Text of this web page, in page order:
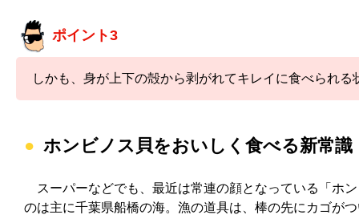
ポイント3
しかも、身が上下の殻から剥がれてキレイに食べられる
ホンビノス貝をおいしく食べる新常識
スーパーなどでも、最近は常連の顔となっている「ホ
のは主に千葉県船橋の海。漁の道具は、棒の先にカゴが